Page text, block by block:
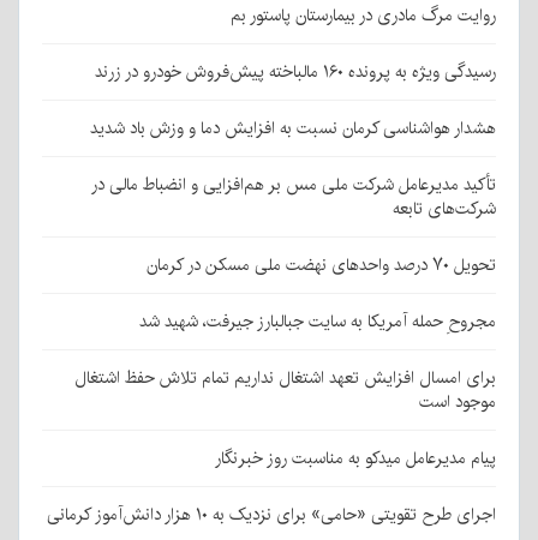
روایت مرگ مادری در بیمارستان پاستور بم
رسیدگی ویژه به پرونده ۱۶۰ مالباخته پیش‌فروش خودرو در زرند
هشدار هواشناسی کرمان نسبت به افزایش دما و وزش باد شدید
تأکید مدیرعامل شرکت ملی مس بر هم‌افزایی و انضباط مالی در
شرکت‌های تابعه
تحویل ۷۰ درصد واحدهای نهضت ملی مسکن در کرمان
مجروحِ حمله آمریکا به سایت جبالبارز جیرفت، شهید شد
برای امسال افزایش تعهد اشتغال نداریم تمام تلاش حفظ اشتغال
موجود است
پیام مدیرعامل میدکو به مناسبت روز خبرنگار
اجرای طرح تقویتی «حامی» برای نزدیک به ۱۰ هزار دانش‌آموز کرمانی